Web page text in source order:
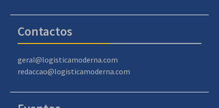
Contactos
geral@logisticamoderna.com
redaccao@logisticamoderna.com